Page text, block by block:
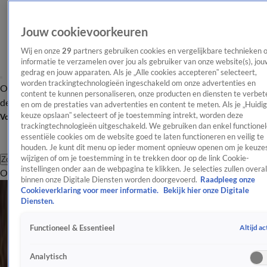
OverzichtAfleveringen Entertainment TV Algemeen
Tip
de redactieNieuwsbrief
Volg Shownieuws
Zoeken
OverzichtEntertainmentSpraakmakendRealityCrimeVideo's
Alle Nederland Artikelen
Startdatum van laatste seizoen van Flikken Rotterdam met Cees Geel bekendgemaakt
Shorttracker Sven Roes doorbreekt stilte na vermissing: 'Ging langzaam kapot’
Vermiste shorttracker Sven Roes (26) 'heeft teken van leven gegeven'
Jouw cookievoorkeuren
Wij en onze 29 partners gebruiken cookies en vergelijkbare technieken
informatie te verzamelen over jou als gebruiker van onze website(s),
gedrag en jouw apparaten. Als je „Alle cookies accepteren” selecteert,
worden trackingtechnologieën ingeschakeld om onze advertenties en
content te kunnen personaliseren, onze producten en diensten te
en om de prestaties van advertenties en content te meten. Als je
keuze opslaan” selecteert of je toestemming intrekt, worden deze
trackingtechnologieën uitgeschakeld. We gebruiken dan enkel
essentiële cookies om de website goed te laten functioneren en veilig te
houden. Je kunt dit menu op ieder moment opnieuw openen om je
wijzigen of om je toestemming in te trekken door op de link Cookie-
instellingen onder aan de webpagina te klikken. Je selecties zullen overal
binnen onze Digitale Diensten worden doorgevoerd. Raadpleeg onze
Cookieverklaring voor meer informatie.
Bekijk hier onze Digitale
Diensten.
Functioneel & Essentieel Altijd
Analytisch